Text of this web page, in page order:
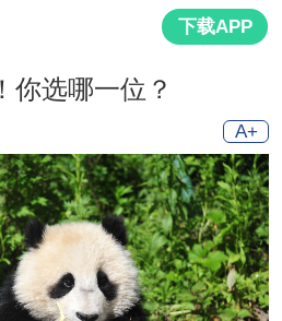
下载APP
你选哪一位？
A+